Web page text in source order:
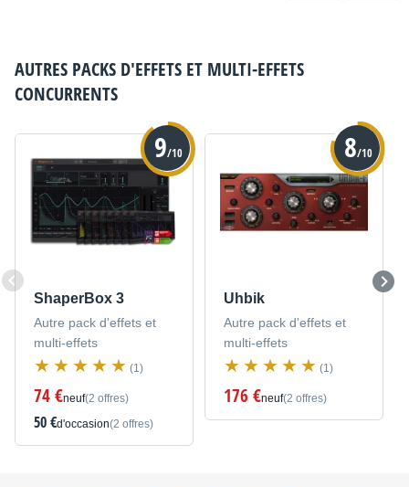
AUTRES PACKS D'EFFETS ET MULTI-EFFETS
CONCURRENTS
9/10
ShaperBox 3
Autre pack d'effets et
multi-effets
(1)
74 €neuf(2 offres)
50 €d'occasion(2 offres)
8/10
Uhbik
Autre pack d'effets et
multi-effets
(1)
176 €neuf(2 offres)